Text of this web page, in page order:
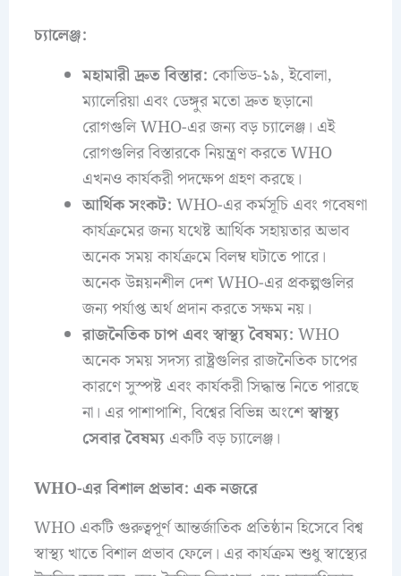
চ্যালেঞ্জ:
মহামারী দ্রুত বিস্তার: কোভিড-১৯, ইবোলা,
ম্যালেরিয়া এবং ডেঙ্গুর মতো দ্রুত ছড়ানো
রোগগুলি WHO-এর জন্য বড় চ্যালেঞ্জ। এই
রোগগুলির বিস্তারকে নিয়ন্ত্রণ করতে WHO
এখনও কার্যকরী পদক্ষেপ গ্রহণ করছে।
আর্থিক সংকট: WHO-এর কর্মসূচি এবং গবেষণা
কার্যক্রমের জন্য যথেষ্ট আর্থিক সহায়তার অভাব
অনেক সময় কার্যক্রমে বিলম্ব ঘটাতে পারে।
অনেক উন্নয়নশীল দেশ WHO-এর প্রকল্পগুলির
জন্য পর্যাপ্ত অর্থ প্রদান করতে সক্ষম নয়।
রাজনৈতিক চাপ এবং স্বাস্থ্য বৈষম্য: WHO
অনেক সময় সদস্য রাষ্ট্রগুলির রাজনৈতিক চাপের
কারণে সুস্পষ্ট এবং কার্যকরী সিদ্ধান্ত নিতে পারছে
না। এর পাশাপাশি, বিশ্বের বিভিন্ন অংশেস্বাস্থ্য
সেবার বৈষম্যএকটি বড় চ্যালেঞ্জ।
WHO-এর বিশাল প্রভাব: এক নজরে
WHO একটি গুরুত্বপূর্ণ আন্তর্জাতিক প্রতিষ্ঠান হিসেবে বিশ্ব
স্বাস্থ্য খাতে বিশাল প্রভাব ফেলে। এর কার্যক্রম শুধু স্বাস্থ্যের